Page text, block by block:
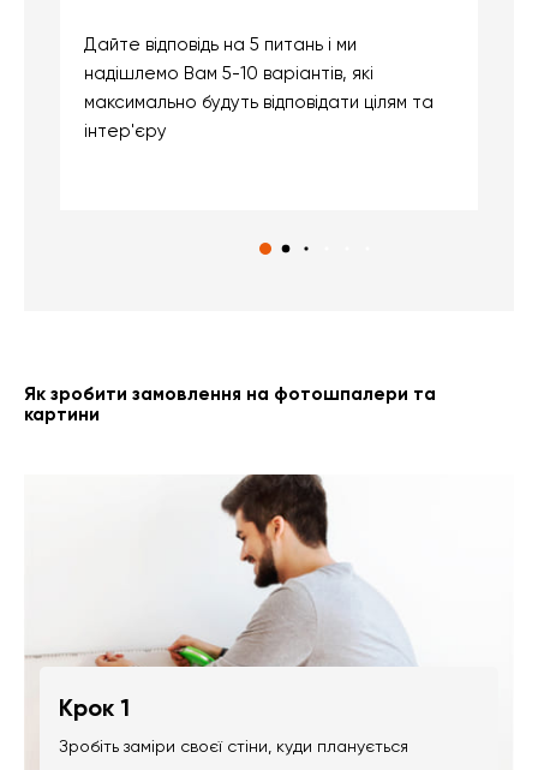
Дайте відповідь на 5 питань і ми
надішлемо Вам 5-10 варіантів, які
максимально будуть відповідати цілям та
інтер'єру
Як зробити замовлення на фотошпалери та
картини
Крок 1
Зробіть заміри своєї стіни, куди планується